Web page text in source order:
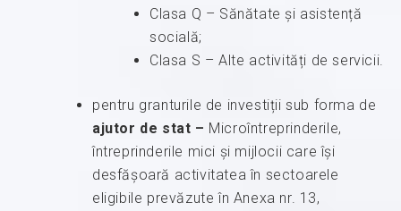
Clasa Q – Sănătate și asistență
socială;
Clasa S – Alte activități de servicii.
pentru granturile de investiții sub forma de
ajutor de stat – Microîntreprinderile,
întreprinderile mici și mijlocii care își
desfășoară activitatea în sectoarele
eligibile prevăzute în Anexa nr. 13,